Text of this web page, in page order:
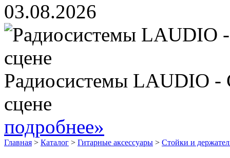
03.08.2026
Радиосистемы LAUDIO -
сцене
подробнее»
Главная > Каталог > Гитарные аксессуары > Стойки и